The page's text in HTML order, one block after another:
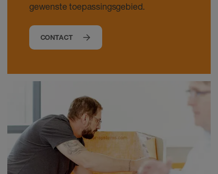
gewenste toepassingsgebied.
CONTACT